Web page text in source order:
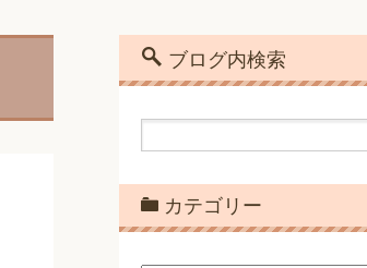
ブログ内検索
カテゴリー